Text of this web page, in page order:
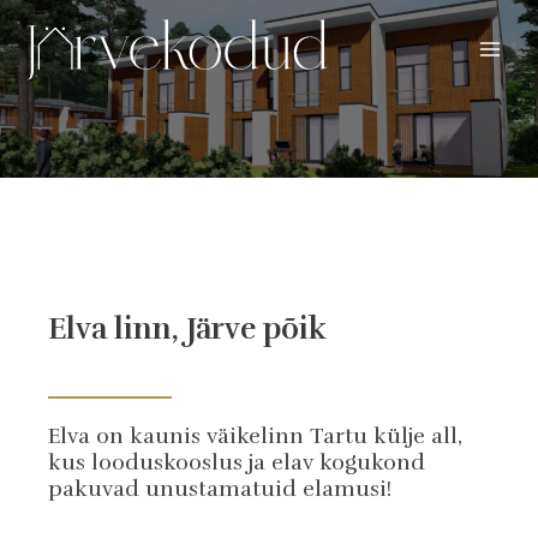
Skip
to
content
Main
Elva linn, Järve põik
Elva on kaunis väikelinn Tartu külje all,
kus looduskooslus ja elav kogukond
pakuvad unustamatuid elamusi!